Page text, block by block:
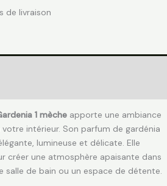
de livraison
1 mèche apporte une ambiance
intérieur. Son parfum de gardénia
lumineuse et délicate. Elle
créer une atmosphère apaisante dans
salle de bain ou un espace de détente.